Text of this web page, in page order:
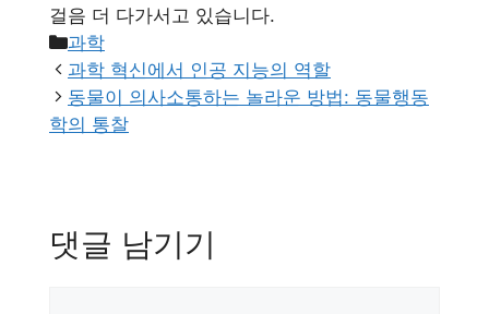
걸음 더 다가서고 있습니다.
카
테
고
리
과학
과학 혁신에서 인공 지능의 역할
동물이 의사소통하는 놀라운 방법: 동물행동
학의 통찰
댓글 남기기